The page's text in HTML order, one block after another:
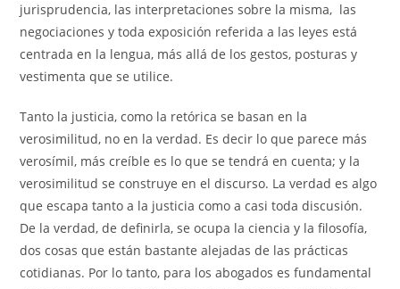
jurisprudencia, las interpretaciones sobre la misma, las
negociaciones y toda exposición referida a las leyes está
centrada en la lengua, más allá de los gestos, posturas y
vestimenta que se utilice.
Tanto la justicia, como la retórica se basan en la
verosimilitud, no en la verdad. Es decir lo que parece más
verosímil, más creíble es lo que se tendrá en cuenta; y la
verosimilitud se construye en el discurso. La verdad es algo
que escapa tanto a la justicia como a casi toda discusión.
De la verdad, de definirla, se ocupa la ciencia y la filosofía,
dos cosas que están bastante alejadas de las prácticas
cotidianas. Por lo tanto, para los abogados es fundamental